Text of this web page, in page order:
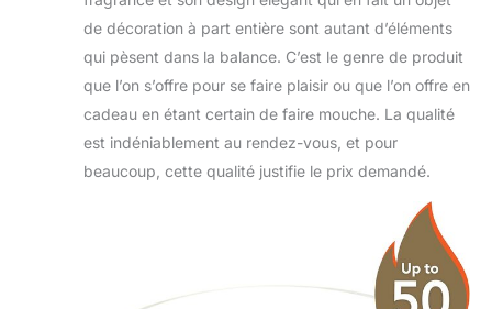
de décoration à part entière sont autant d’éléments
qui pèsent dans la balance. C’est le genre de produit
que l’on s’offre pour se faire plaisir ou que l’on offre en
cadeau en étant certain de faire mouche. La qualité
est indéniablement au rendez-vous, et pour
beaucoup, cette qualité justifie le prix demandé.